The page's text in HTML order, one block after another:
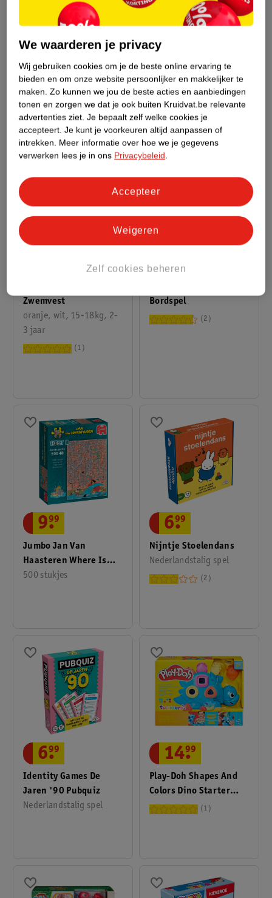
LEGO Bluey 11202
Het Strand
133 steentjes
13.
3
Niet op voorraad
Nijntje Beweegt
Nederlandstalig spel
99
6
Zwemvest
oranje, wit, 15-18kg, 2-
3 jaar
1
Bordspel
6.
2
Jumbo Jan Van
Haasteren Where Is
The Leak? Puzzel
500 stukjes
9.
99
Nijntje Stoelendans
Nederlandstalig spel
6.
99
2
Identity Games De
Jaren '90 Pubquiz
Nederlandstalig spel
6.
99
Play-Doh Shapes And
Colors Dino Starter
Kleiset
14.
99
1
We waarderen je privacy
Wij gebruiken cookies om je de beste online ervaring te
bieden en om onze website persoonlijker en makkelijker te
maken. Zo kunnen we jou de beste acties en aanbiedingen
tonen en zorgen we dat je ook buiten Kruidvat.be relevante
advertenties ziet. Je bepaalt zelf welke cookies je
accepteert. Je kunt je voorkeuren altijd aanpassen of
intrekken. Meer informatie over hoe we je gegevens
verwerken lees je in ons Privacybeleid.
Zelf cookies beheren
Weigeren
Accepteer